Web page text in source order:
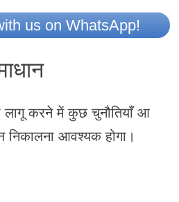
us on WhatsApp!
लागू करने में कुछ चुनौतियाँ आ
निकालना आवश्यक होगा।